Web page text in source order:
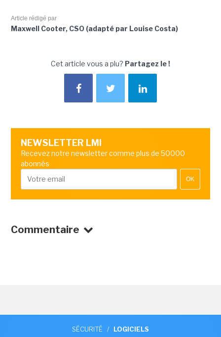
Article rédigé par
Maxwell Cooter, CSO (adapté par Louise Costa)
Cet article vous a plu? Partagez le !
NEWSLETTER LMI
Recevez notre newsletter comme plus de 50000
abonnés
OK
Commentaire
SÉCURITÉ / LOGICIELS